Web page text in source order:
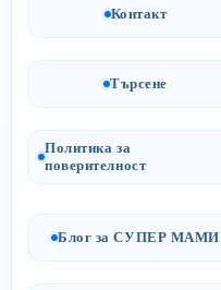
Контакт
Търсене
Политика за
поверителност
Блог за СУПЕР МАМИ